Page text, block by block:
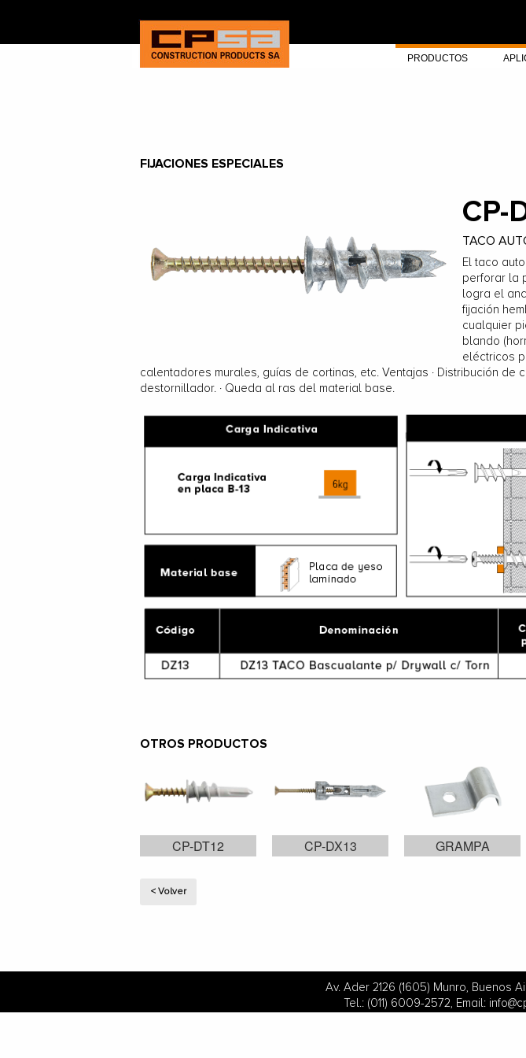
PRODUCTOS
FIJACIONES ESPECIALES
CP-
TACO
El taco
perforar la
logra el
fijación
cualquier
blando
eléctricos
calentadores murales, guías de cortinas, etc. Ventajas · Distribución
destornillador. · Queda al ras del material base.
OTROS PRODUCTOS
CP-DT12 CP-DX13 GRAMPA
< Volver
Av. Ader 2126 (1605) Munro, Buenos
Tel.: (011) 6009-2572, Email: